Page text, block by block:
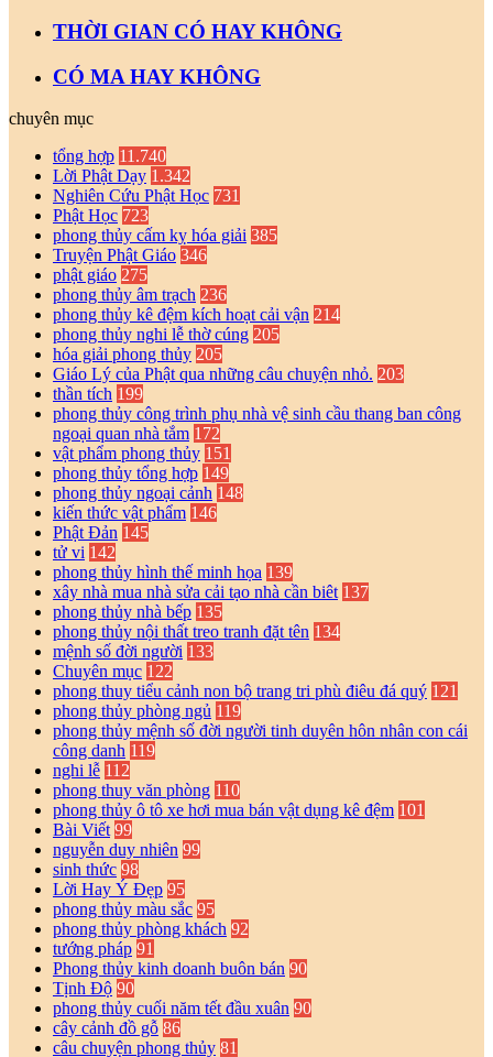
THỜI GIAN CÓ HAY KHÔNG
CÓ MA HAY KHÔNG
chuyên mục
tổng hợp 11.740
Lời Phật Dạy 1.342
Nghiên Cứu Phật Học 731
Phật Học 723
phong thủy cấm kỵ hóa giải 385
Truyện Phật Giáo 346
phật giáo 275
phong thủy âm trạch 236
phong thủy kê đệm kích hoạt cải vận 214
phong thủy nghi lễ thờ cúng 205
hóa giải phong thủy 205
Giáo Lý của Phật qua những câu chuyện nhỏ. 203
thần tích 199
phong thủy công trình phụ nhà vệ sinh cầu thang ban công
ngoại quan nhà tắm 172
vật phẩm phong thủy 151
phong thủy tổng hợp 149
phong thủy ngoại cảnh 148
kiến thức vật phẩm 146
Phật Đản 145
tử vi 142
phong thủy hình thế minh họa 139
xây nhà mua nhà sửa cải tạo nhà cần biêt 137
phong thủy nhà bếp 135
phong thủy nội thất treo tranh đặt tên 134
mệnh số đời người 133
Chuyên mục 122
phong thuy tiểu cảnh non bộ trang tri phù điêu đá quý 121
phong thủy phòng ngủ 119
phong thủy mệnh số đời người tinh duyên hôn nhân con cái
công danh 119
nghi lễ 112
phong thuy văn phòng 110
phong thủy ô tô xe hơi mua bán vật dụng kê đệm 101
Bài Viết 99
nguyễn duy nhiên 99
sinh thức 98
Lời Hay Ý Đẹp 95
phong thủy màu sắc 95
phong thủy phòng khách 92
tướng pháp 91
Phong thủy kinh doanh buôn bán 90
Tịnh Độ 90
phong thủy cuối năm tết đầu xuân 90
cây cảnh đồ gỗ 86
câu chuyện phong thủy 81